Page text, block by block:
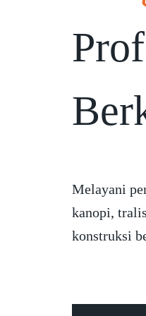
Melayani
kanopi,
konstruksi